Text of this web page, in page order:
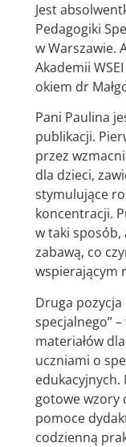
Jest
Pedagogiki
w Warszawie.
Akademii
okiem dr
Pani Paulina
publikacji.
przez
dla dzieci,
stymulujące
koncentracji.
w taki sposób,
zabawą, co
wspierającym
Druga pozycja
specjalnego”
materiałów
uczniami o
edukacyjnych.
gotowe wzory
pomoce
codzienną